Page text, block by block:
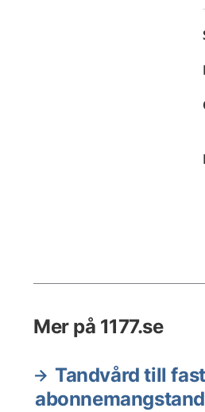
Mer på 1177.se
Tandvård till